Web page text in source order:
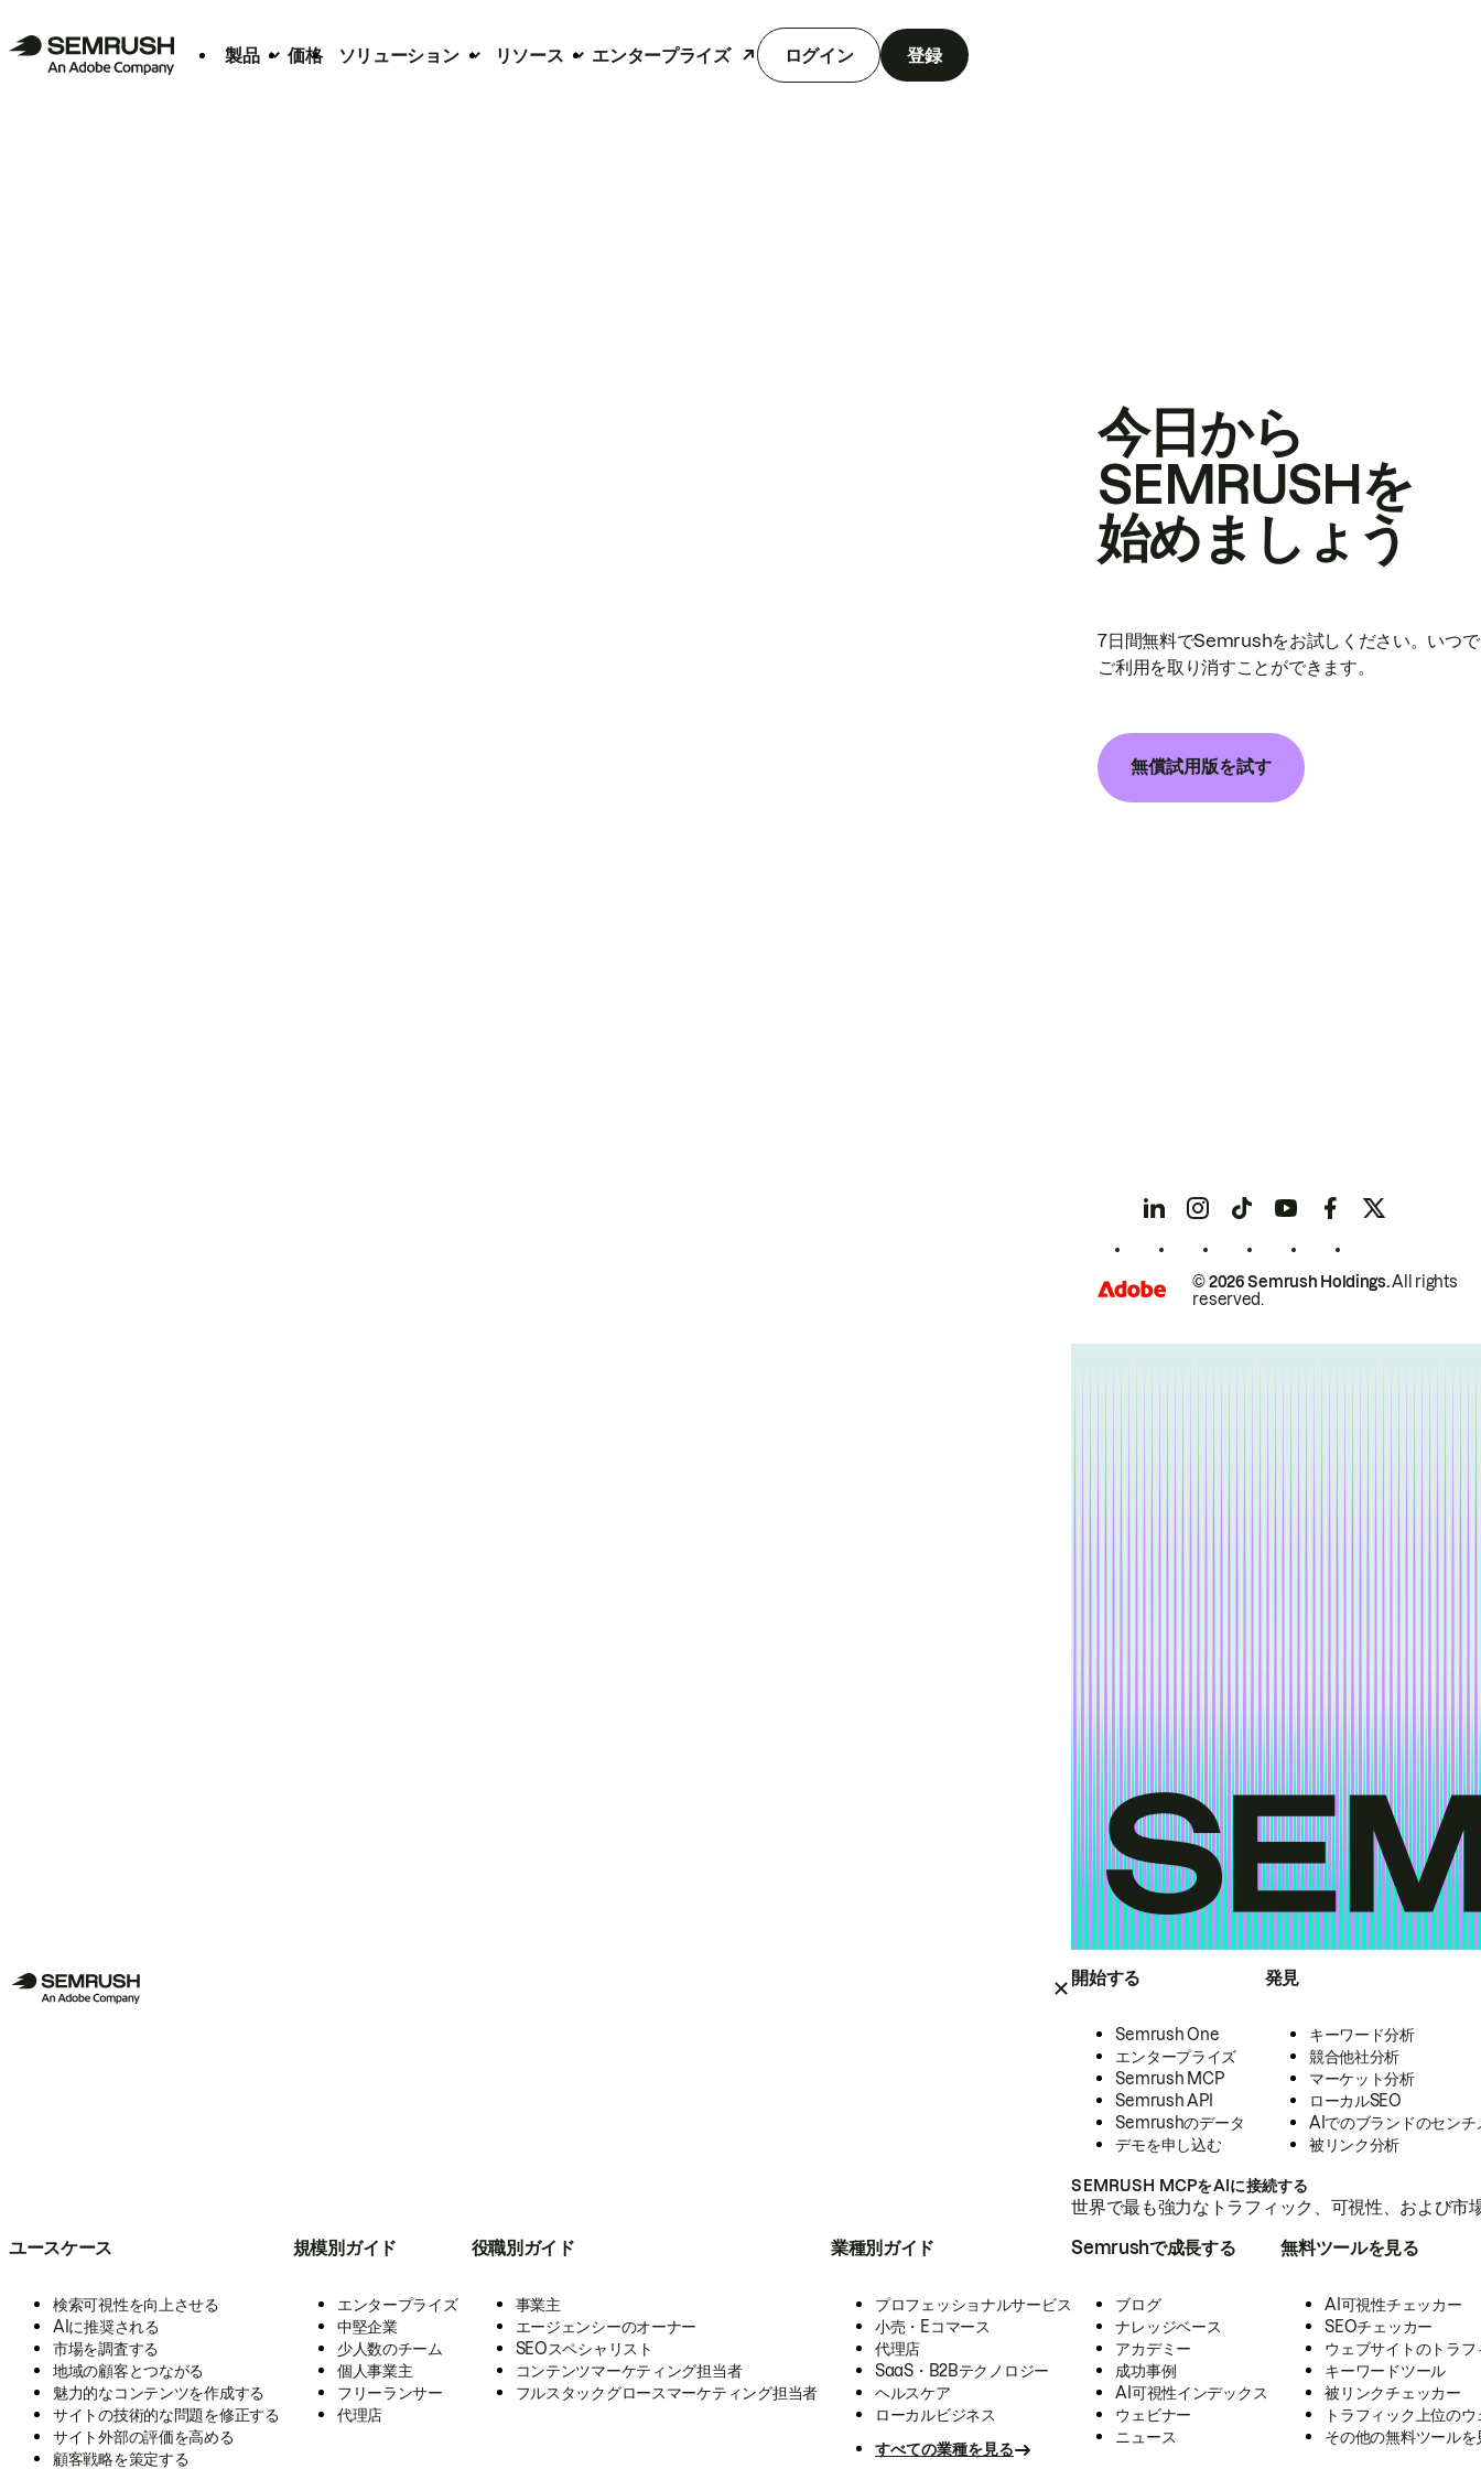
製品 価格 ソリューション リソース エンタープライズ ログイン 登録
開始する
Semrush One
エンタープライズ
Semrush MCP
Semrush API
Semrushのデータ
デモを申し込む
発見
キーワード分析
競合他社分析
マーケット分析
ローカルSEO
AIでのブランドのセンチ
被リンク分析
SEMRUSH MCPをAIに接続する
世界で最も強力なトラフィック、可視性、および
ユースケース
検索可視性を向上させる
AIに推奨される
市場を調査する
地域の顧客とつながる
魅力的なコンテンツを作成する
サイトの技術的な問題を修正する
サイト外部の評価を高める
顧客戦略を策定する
規模別ガイド
エンタープライズ
中堅企業
少人数のチーム
個人事業主
フリーランサー
代理店
役職別ガイド
事業主
エージェンシーのオーナー
SEOスペシャリスト
コンテンツマーケティング担当者
フルスタックグロースマーケティング担当者
業種別ガイド
プロフェッショナルサービス
小売・Eコマース
代理店
SaaS・B2Bテクノロジー
ヘルスケア
ローカルビジネス
すべての業種を見る
Semrushで成長する
ブログ
ナレッジベース
アカデミー
成功事例
AI可視性インデックス
ウェビナー
ニュース
無料ツールを見る
AI可視性チェッカー
SEOチェッカー
ウェブサイトのトラ
キーワードツール
被リンクチェッカー
トラフィック上位の
その他の無料ツールを
今日から
SEMRUSHを
始めましょう
7日間無料でSemrushをお試しください。いつ
ご利用を取り消すことができます。
無償試用版を試す
© 2026 Semrush Holdings.All rights
reserved.